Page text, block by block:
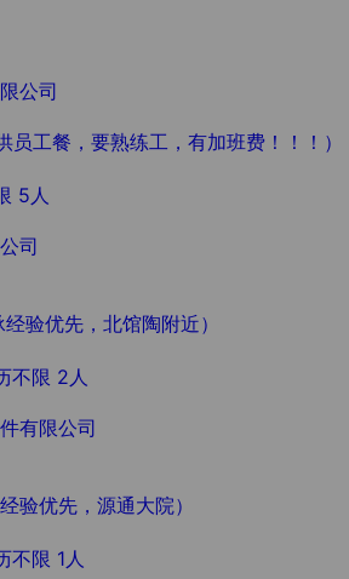
公司
工餐，要熟练工，有加班费！！！）
5人
司
验优先，北馆陶附近）
不限 2人
有限公司
验优先，源通大院）
不限 1人